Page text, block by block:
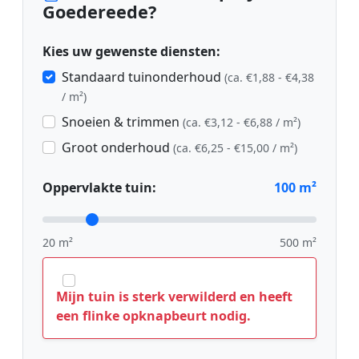
Goedereede?
Kies uw gewenste diensten:
Standaard tuinonderhoud (ca. €1,88 - €4,38
/ m²)
Snoeien & trimmen (ca. €3,12 - €6,88 / m²)
Groot onderhoud (ca. €6,25 - €15,00 / m²)
Oppervlakte tuin: 100 m²
20 m² 500 m²
Mijn tuin is sterk verwilderd en heeft
een flinke opknapbeurt nodig.